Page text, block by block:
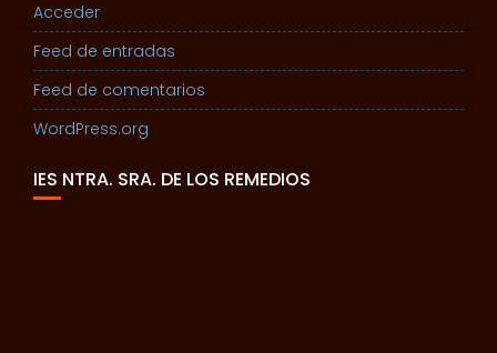
Acceder
Feed de entradas
Feed de comentarios
WordPress.org
IES NTRA. SRA. DE LOS REMEDIOS